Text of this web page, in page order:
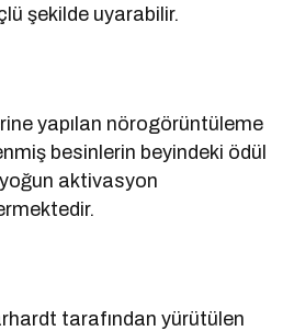
şekilde uyarabilir.
yapılan nörogörüntüleme
besinlerin beyindeki ödül
aktivasyon
tarafından yürütülen